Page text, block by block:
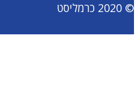
© 2020 כרמליסט